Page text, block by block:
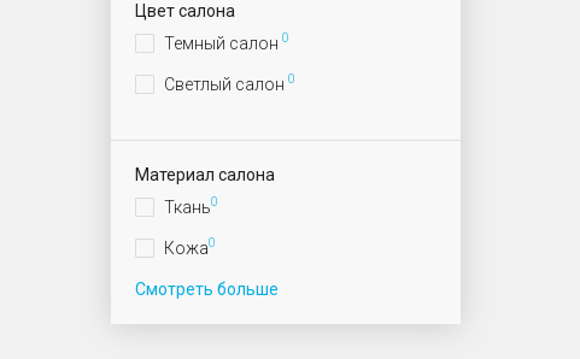
Цвет салона
Темный салон 0
Светлый салон 0
Материал салона
Ткань0
Кожа0
Смотреть больше